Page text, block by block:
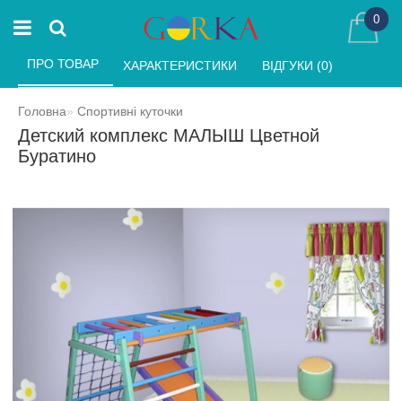
0
Головна Спортивні куточки
Детский комплекс МАЛЫШ Цветной
Буратино
ПРО ТОВАР ХАРАКТЕРИСТИКИ ВІДГУКИ (0)